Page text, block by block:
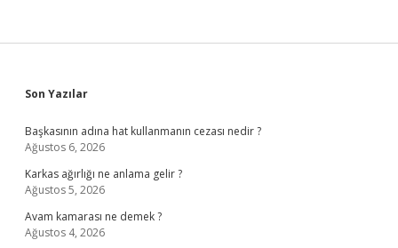
Sidebar
Son Yazılar
Başkasının adına hat kullanmanın cezası nedir ?
Ağustos 6, 2026
Karkas ağırlığı ne anlama gelir ?
Ağustos 5, 2026
Avam kamarası ne demek ?
Ağustos 4, 2026